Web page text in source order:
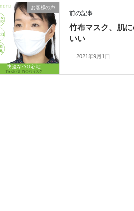
お客様の声
前の記事
竹布マスク、肌
いい
2021年9月1日